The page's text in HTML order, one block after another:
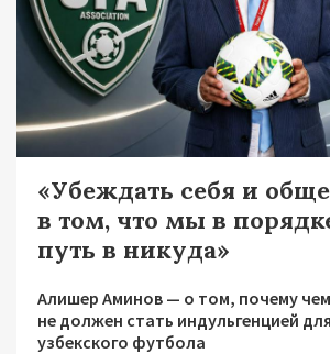
«Убеждать себя и
в том, что мы в
путь в никуда»
Алишер Аминов — о том, почему
не должен стать индульгенцией
узбекского футбола